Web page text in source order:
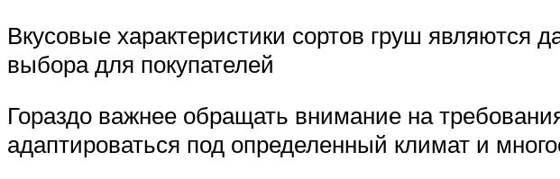
Вкусовые характеристики сортов груш являются
выбора для покупателей
Гораздо важнее обращать внимание на
адаптироваться под определенный климат и